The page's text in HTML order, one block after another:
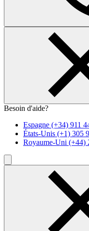
Besoin d'aide?
Espagne (+34) 911
États-Unis (+1) 305
Royaume-Uni (+44)